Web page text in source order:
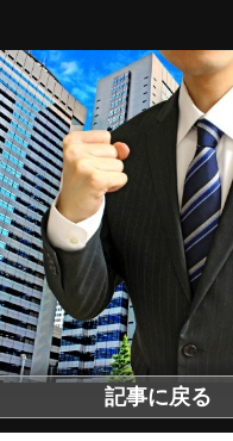
記事に戻る